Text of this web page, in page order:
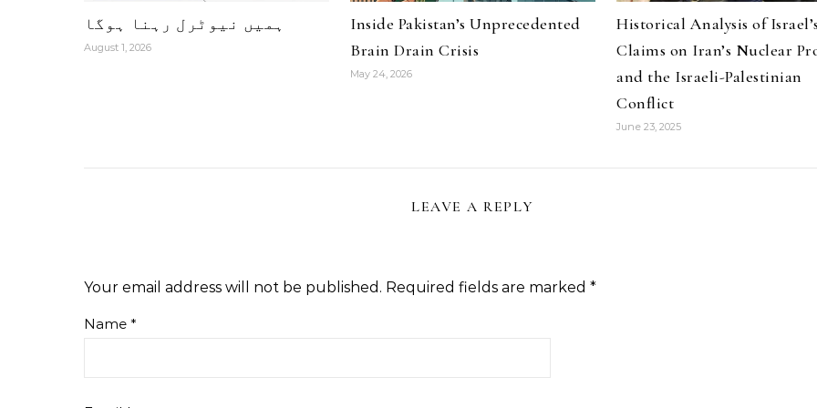
ہمیں نیوٹرل رہنا ہوگا
August 1, 2026
Inside Pakistan’s Unprecedented
Brain Drain Crisis
May 24, 2026
Historical Analysis of Israel’s
Claims on Iran’s Nuclear
and the Israeli-Palestinian
Conflict
June 23, 2025
LEAVE A REPLY
Your email address will not be published. Required fields are marked *
Name *